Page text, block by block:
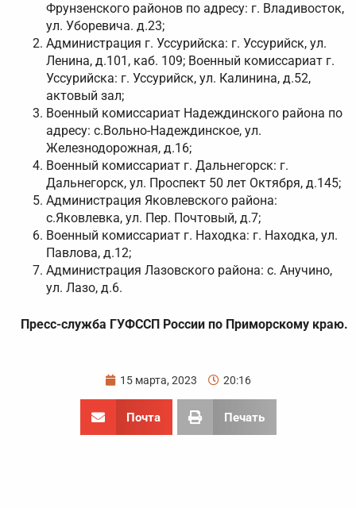
Фрунзенского районов по адресу: г. Владивосток,
ул. Уборевича. д.23;
Администрация г. Уссурийска: г. Уссурийск, ул.
Ленина, д.101, каб. 109; Военный комиссариат г.
Уссурийска: г. Уссурийск, ул. Калинина, д.52,
актовый зал;
Военный комиссариат Надеждинского района по
адресу: с.Вольно-Надеждинское, ул.
Железнодорожная, д.16;
Военный комиссариат г. Дальнегорск: г.
Дальнегорск, ул. Проспект 50 лет Октября, д.145;
Администрация Яковлевского района:
с.Яковлевка, ул. Пер. Почтовый, д.7;
Военный комиссариат г. Находка: г. Находка, ул.
Павлова, д.12;
Администрация Лазовского района: c. Анучино,
ул. Лазо, д.6.
Пресс-служба ГУФССП России по Приморскому краю.
15 марта, 2023 20:16
Почта Печать